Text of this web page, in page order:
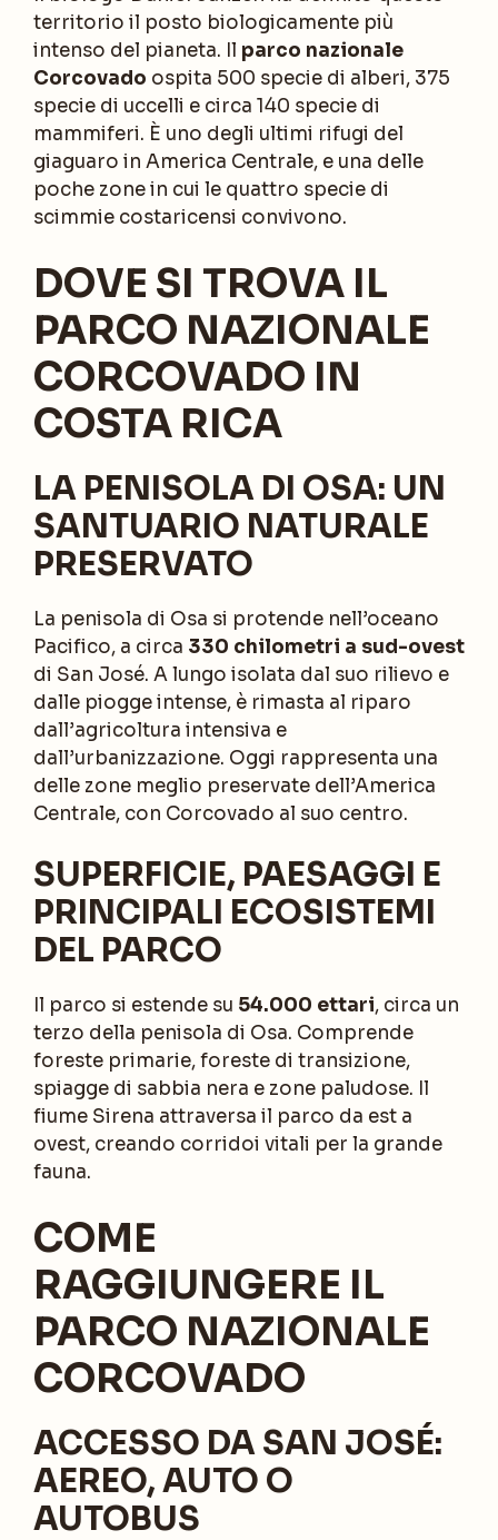
territorio il posto biologicamente più
intenso del pianeta. Il parco nazionale
Corcovado ospita 500 specie di alberi, 375
specie di uccelli e circa 140 specie di
mammiferi. È uno degli ultimi rifugi del
giaguaro in America Centrale, e una delle
poche zone in cui le quattro specie di
scimmie costaricensi convivono.
DOVE SI TROVA IL
PARCO NAZIONALE
CORCOVADO IN
COSTA RICA
LA PENISOLA DI OSA: UN
SANTUARIO NATURALE
PRESERVATO
La penisola di Osa si protende nell’oceano
Pacifico, a circa 330 chilometri a sud-ovest
di San José. A lungo isolata dal suo rilievo e
dalle piogge intense, è rimasta al riparo
dall’agricoltura intensiva e
dall’urbanizzazione. Oggi rappresenta una
delle zone meglio preservate dell’America
Centrale, con Corcovado al suo centro.
SUPERFICIE, PAESAGGI E
PRINCIPALI ECOSISTEMI
DEL PARCO
Il parco si estende su 54.000 ettari, circa un
terzo della penisola di Osa. Comprende
foreste primarie, foreste di transizione,
spiagge di sabbia nera e zone paludose. Il
fiume Sirena attraversa il parco da est a
ovest, creando corridoi vitali per la grande
fauna.
COME
RAGGIUNGERE IL
PARCO NAZIONALE
CORCOVADO
ACCESSO DA SAN JOSÉ:
AEREO, AUTO O
AUTOBUS